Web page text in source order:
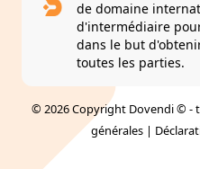
de domaine
d'intermédiaire
dans le but
toutes les parties.
© 2026 Copyright Dovendi © -
générales |